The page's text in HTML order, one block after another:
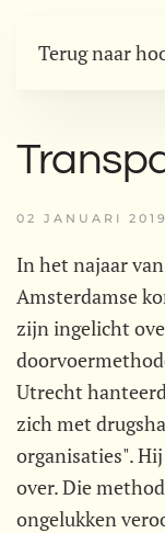
Terug naar
02 JANUARI 2019
In het najaar
Amsterdamse
zijn ingelicht
Utrecht
zich met
organisaties".
over. Die
ongelukken